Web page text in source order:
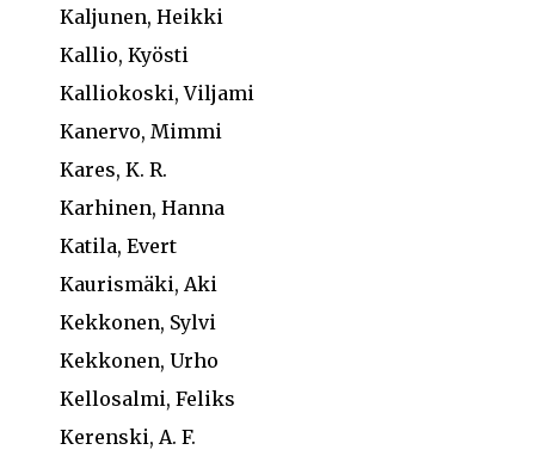
Kaljunen, Heikki
Kallio, Kyösti
Kalliokoski, Viljami
Kanervo, Mimmi
Kares, K. R.
Karhinen, Hanna
Katila, Evert
Kaurismäki, Aki
Kekkonen, Sylvi
Kekkonen, Urho
Kellosalmi, Feliks
Kerenski, A. F.